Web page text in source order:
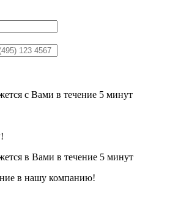
с Вами в течение 5 минут
в Вами в течение 5 минут
в нашу компанию!